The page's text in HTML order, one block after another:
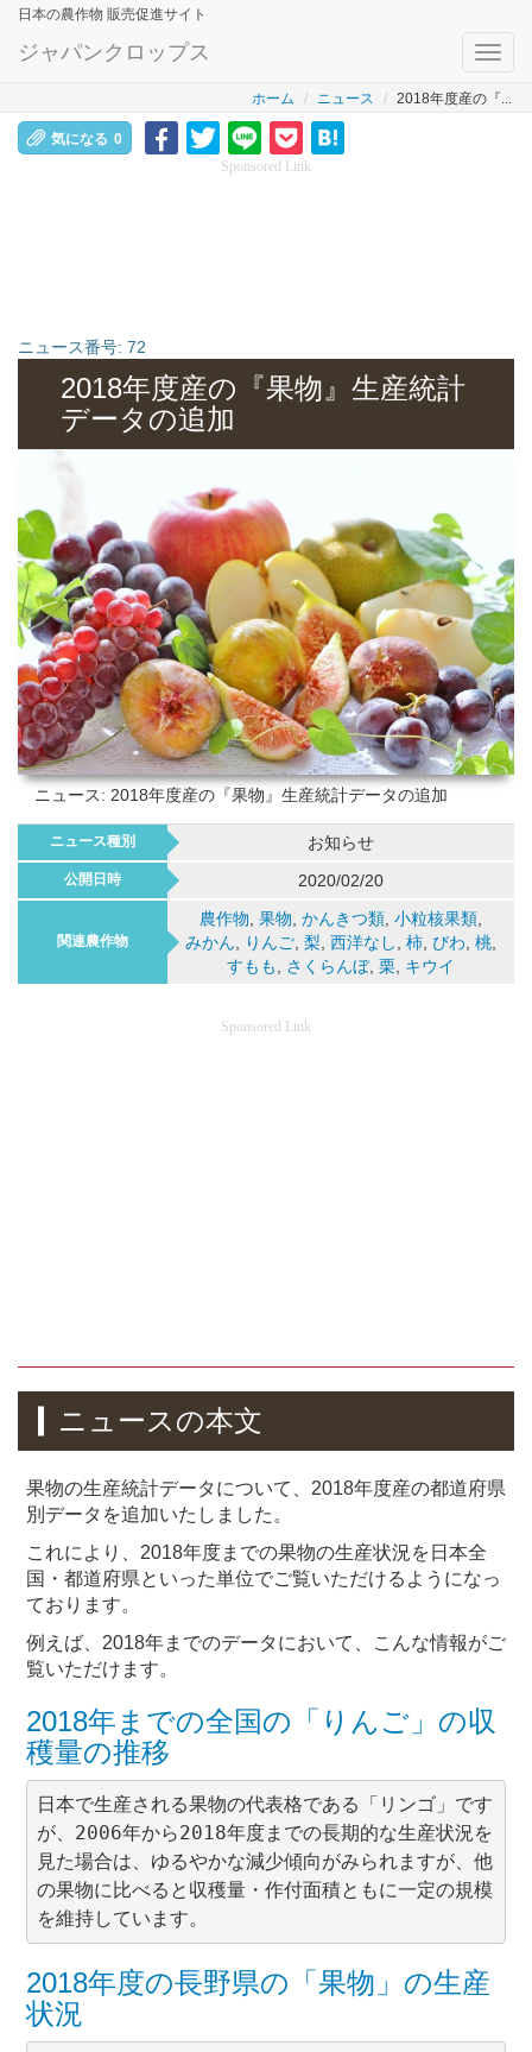
日本の農作物 販売促進サイト
ジャパンクロップス
ホーム ニュース 2018年度産の『...
気になる 0
Sponsored Link
ニュース番号: 72
2018年度産の『果物』生産統計
データの追加
ニュース: 2018年度産の『果物』生産統計データの追加
ニュース種別 お知らせ
公開日時 2020/02/20
関連農作物
農作物 果物 かんきつ類 小粒核果類
みかん
りんご 梨 西洋なし 柿 びわ 桃
すもも
さくらんぼ, 栗 キウイ
Sponsored Link
ニュースの本文
果物の生産統計データについて、2018年度産の都道府県
別データを追加いたしました。
これにより、2018年度までの果物の生産状況を日本全
国・都道府県といった単位でご覧いただけるようになっ
ております。
例えば、2018年までのデータにおいて、こんな情報がご
覧いただけます。
2018年までの全国の「りんご」の収
穫量の推移
日本で生産される果物の代表格である「リンゴ」です
が、2006年から2018年度までの長期的な生産状況を
見た場合は、ゆるやかな減少傾向がみられますが、他
の果物に比べると収穫量・作付面積ともに一定の規模
2018年度の長野県の「果物」の生産
状況